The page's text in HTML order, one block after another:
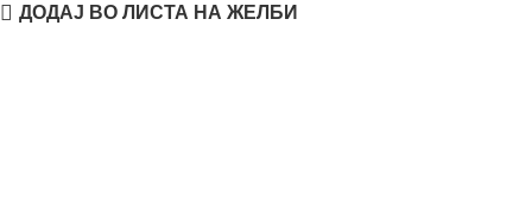
ДОДАЈ ВО ЛИСТА НА ЖЕЛБИ